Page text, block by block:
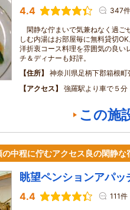
4.4 347件
閑静な佇まいで気兼ねなく過ご
しむ内湯はお部屋毎に無料貸切
洋折衷コース料理を雰囲気の良い
チ＆ディナーも好評。
住所
神奈川県足柄下郡箱根町
アクセス
強羅駅より車で５分
この施
中程に佇むアクセス良の閑静
眺望ペンションアパッ
4.4 111件